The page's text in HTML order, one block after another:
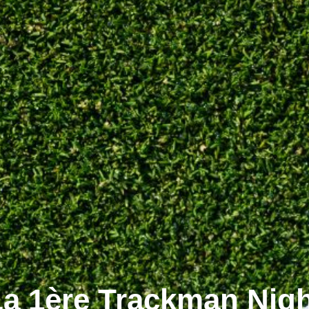
1ère Trackman